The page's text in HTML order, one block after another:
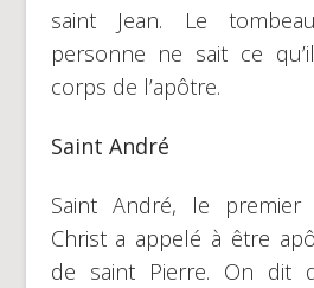
saint Jean. Le
personne ne sait ce
corps de l’apôtre.
Saint André
Saint André, le
Christ a appelé à être
de saint Pierre. On dit